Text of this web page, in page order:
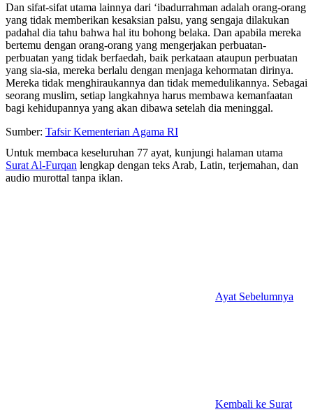
Dan sifat-sifat utama lainnya dari ‘ibadurrahman adalah orang-orang
yang tidak memberikan kesaksian palsu, yang sengaja dilakukan
padahal dia tahu bahwa hal itu bohong belaka. Dan apabila mereka
bertemu dengan orang-orang yang mengerjakan perbuatan-
perbuatan yang tidak berfaedah, baik perkataan ataupun perbuatan
yang sia-sia, mereka berlalu dengan menjaga kehormatan dirinya.
Mereka tidak menghiraukannya dan tidak memedulikannya. Sebagai
seorang muslim, setiap langkahnya harus membawa kemanfaatan
bagi kehidupannya yang akan dibawa setelah dia meninggal.
Sumber: Tafsir Kementerian Agama RI
Untuk membaca keseluruhan 77 ayat, kunjungi halaman utama
Surat Al-Furqan lengkap dengan teks Arab, Latin, terjemahan, dan
audio murottal tanpa iklan.
Ayat Sebelumnya
Kembali ke Surat